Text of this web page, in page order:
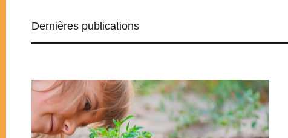
Dernières publications